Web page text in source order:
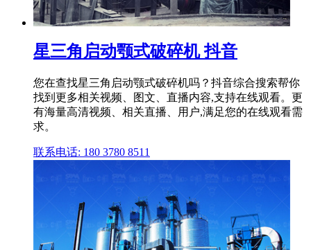
星三角启动颚式破碎机 抖音
您在查找星三角启动颚式破碎机吗？抖音综合搜索帮你
找到更多相关视频、图文、直播内容,支持在线观看。更
有海量高清视频、相关直播、用户,满足您的在线观看需
求。
联系电话: 180 3780 8511